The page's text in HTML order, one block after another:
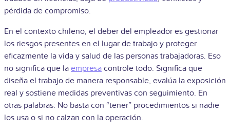
pérdida de compromiso.
En el contexto chileno, el deber del empleador es gestionar
los riesgos presentes en el lugar de trabajo y proteger
eficazmente la vida y salud de las personas trabajadoras. Eso
no significa que la empresa controle todo. Significa que
diseña el trabajo de manera responsable, evalúa la exposición
real y sostiene medidas preventivas con seguimiento. En
otras palabras: No basta con “tener” procedimientos si nadie
los usa o si no calzan con la operación.